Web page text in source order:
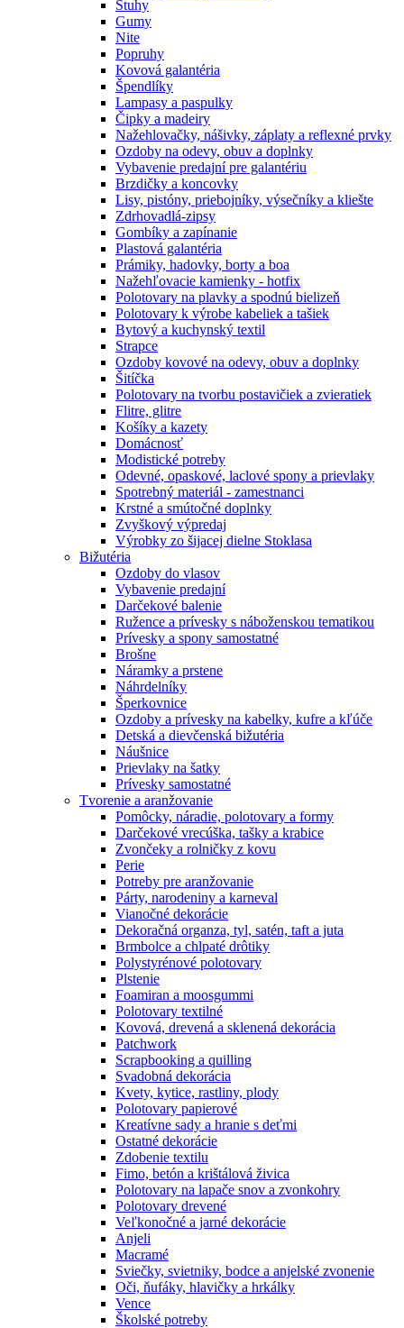
Stuhy
Gumy
Nite
Popruhy
Kovová galantéria
Špendlíky
Lampasy a paspulky
Čipky a madeiry
Nažehlovačky, nášivky, záplaty a reflexné prvky
Ozdoby na odevy, obuv a doplnky
Vybavenie predajní pre galantériu
Brzdičky a koncovky
Lisy, pistóny, priebojníky, výsečníky a kliešte
Zdrhovadlá-zipsy
Gombíky a zapínanie
Plastová galantéria
Prámiky, hadovky, borty a boa
Nažehľovacie kamienky - hotfix
Polotovary na plavky a spodnú bielizeň
Polotovary k výrobe kabeliek a tašiek
Bytový a kuchynský textil
Strapce
Ozdoby kovové na odevy, obuv a doplnky
Šitíčka
Polotovary na tvorbu postavičiek a zvieratiek
Flitre, glitre
Košíky a kazety
Domácnosť
Modistické potreby
Odevné, opaskové, laclové spony a prievlaky
Spotrebný materiál - zamestnanci
Krstné a smútočné doplnky
Zvyškový výpredaj
Výrobky zo šijacej dielne Stoklasa
Bižutéria
Ozdoby do vlasov
Vybavenie predajní
Darčekové balenie
Ružence a prívesky s náboženskou tematikou
Prívesky a spony samostatné
Brošne
Náramky a prstene
Náhrdelníky
Šperkovnice
Ozdoby a prívesky na kabelky, kufre a kľúče
Detská a dievčenská bižutéria
Náušnice
Prievlaky na šatky
Prívesky samostatné
Tvorenie a aranžovanie
Pomôcky, náradie, polotovary a formy
Darčekové vrecúška, tašky a krabice
Zvončeky a rolničky z kovu
Perie
Potreby pre aranžovanie
Párty, narodeniny a karneval
Vianočné dekorácie
Dekoračná organza, tyl, satén, taft a juta
Brmbolce a chlpaté drôtiky
Polystyrénové polotovary
Plstenie
Foamiran a moosgummi
Polotovary textilné
Kovová, drevená a sklenená dekorácia
Patchwork
Scrapbooking a quilling
Svadobná dekorácia
Kvety, kytice, rastliny, plody
Polotovary papierové
Kreatívne sady a hranie s deťmi
Ostatné dekorácie
Zdobenie textilu
Fimo, betón a krištálová živica
Polotovary na lapače snov a zvonkohry
Polotovary drevené
Veľkonočné a jarné dekorácie
Anjeli
Macramé
Sviečky, svietniky, bodce a anjelské zvonenie
Oči, ňufáky, hlavičky a hrkálky
Vence
Školské potreby